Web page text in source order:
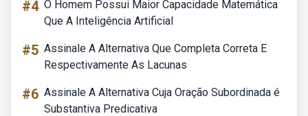
#4 O Homem Possui Maior Capacidade Matemática
Que A Inteligência Artificial
#5 Assinale A Alternativa Que Completa Correta E
Respectivamente As Lacunas
#6 Assinale A Alternativa Cuja Oração Subordinada é
Substantiva Predicativa